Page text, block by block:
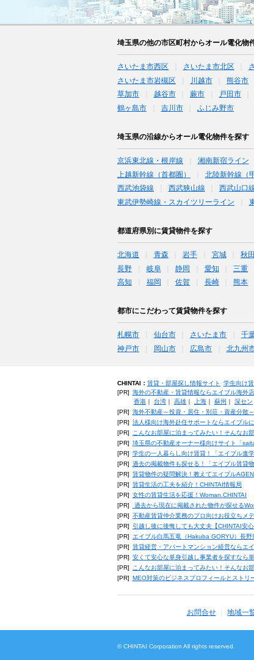
埼玉県の他の市区町村からオール電化物
さいたま市西区 さいたま市北区
さいたま市岩槻区
川越市 熊谷市
草加市
越谷市 蕨市 戸田市
鶴ヶ島市
吉川市 ふじみ野市
埼玉県の沿線からオール電化物件を探す
京浜東北線・根岸線 湘南新宿ライン
上越新幹線（首都圏）
北陸新幹線（
西武池袋線
西武狭山線 西武山口
東武伊勢崎線・スカイツリーライン
都道府県別に賃貸物件を探す
北海道 青森 岩手 宮城 秋田
長野
岐阜 静岡 愛知 三重
高知
福岡 佐賀 長崎 熊本
都市にこだわって賃貸物件を探す
札幌市 仙台市 さいたま市 千
神戸市
岡山市 広島市 北九州
CHINTAI： 賃貸・部屋探し情報サイト 学生向け
[PR] 海外の不動産・賃貸情報ならエイブル海外
香港｜ 台湾｜ 高雄｜ 上海｜ 蘇州 ｜ 深セン
[PR] 海外不動産～投資・居住・別荘・資産分散
[PR] 法人様向け海外赴任サポートならエイブル
[PR]
こんなお部屋に泊まってみたい！そんなお
[PR] 埼玉県の不動産オーナー様向けサイト「
[PR] 学生の一人暮らし向け賃貸！「エイブル進学
[PR] 過去の掲載物件も探せる！「エイブル賃貸物
[PR] 賃貸物件の疑問解決！教えてエイブル
[PR] 賃貸生活の工夫を紹介！CHINTAI情報局
[PR] 女性の賃貸生活を応援！Woman.CHINTAI
[PR]
過去から現在に掲載された物件が探せる
[PR] 不動産賃貸仲介業務のプロ向けお役立ちメ
[PR]
引越し後に後悔しても大丈夫【CHINTAI安
[PR]
エイブル白馬五竜（Hakuba GORYU）長
[PR] 賃貸経営・アパートマンション経営ならエ
[PR] 安くて安心な単身引越し事業者を探すなら
[PR]
こんなお部屋に泊まってみたい！そんなお
[PR] MEO対策のビジネスプロフィールとストリ
お問合せ 地域一
© CHINTAI Corporation All rights reserved.